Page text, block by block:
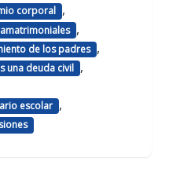
corporal ,
,
de los padres ,
una deuda civil ,
escolar ,